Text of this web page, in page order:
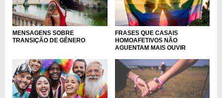
MENSAGENS SOBRE
TRANSIÇÃO DE GÊNERO
FRASES QUE CASAIS
HOMOAFETIVOS NÃO
AGUENTAM MAIS OUVIR